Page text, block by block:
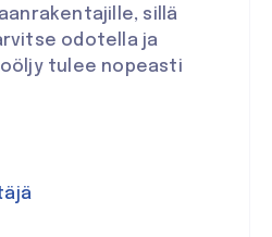
sillä
odotella ja
tulee nopeasti